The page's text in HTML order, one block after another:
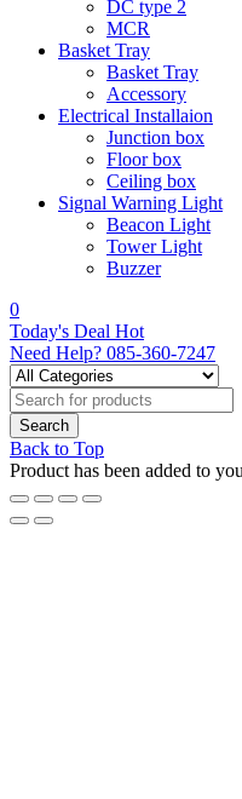
DC type 2
MCR
Basket Tray
Basket Tray
Accessory
Electrical Installaion
Junction box
Floor box
Ceiling box
Signal Warning Light
Beacon Light
Tower Light
Buzzer
0
Today's Deal Hot
Need Help? 085-360-7247
Back to Top
Product has been added to